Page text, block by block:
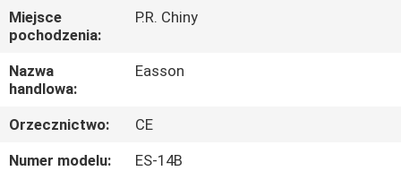
O
NAS
WYCIECZKA
FABRYCZNA
Miejsce
pochodzenia:
P.R. Chiny
Nazwa
handlowa:
Easson
Orzecznictwo:
CE
Numer modelu:
ES-14B